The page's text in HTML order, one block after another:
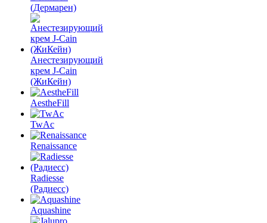
(Дермарен)
Анестезирующий
крем J-Cain
(ЖиКейн)
AestheFill
TwAc
Renaissance
Radiesse
(Радиесс)
Aquashine